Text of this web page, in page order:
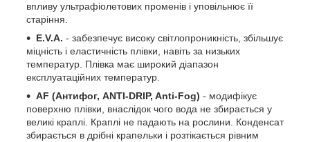
впливу ультрафіолетових променів і уповільнює її
старіння.
E.V.A. - забезпечує високу світлопроникність, збільшує
міцність і еластичність плівки, навіть за низьких
температур. Плівка має широкий діапазон
експлуатаційних температур.
AF (Антифог, ANTI-DRIP, Anti-Fog) - модифікує
поверхню плівки, внаслідок чого вода не збирається у
великі краплі. Краплі не падають на рослини. Конденсат
збирається в дрібні крапельки і розтікається рівним